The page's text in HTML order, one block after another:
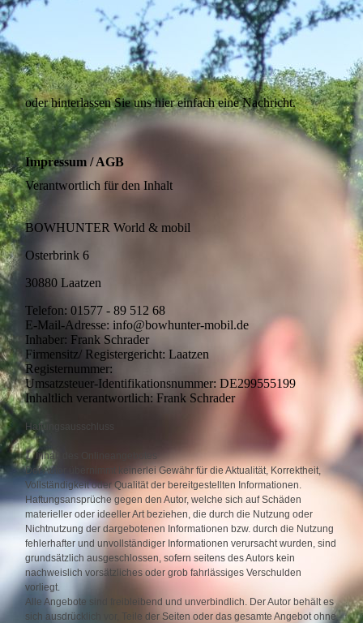
oder hinterlassen Sie uns hier einfach eine Nachricht.
Impressum / AGB
Verantwortlich für den Inhalt
BOWHUNTER World & mobil
Osterbrink 6
30880 Laatzen
Telefon: 01577 - 89 512 68
E-Mail-Adresse: info@bowhunter-mobil.de
Inhaber: Frank Schrader
Firmensitz/ Registergericht: Laatzen
Registernummer:
Umsatzsteuer-Identifikationsnummer: DE299555199
Inhaltlich verantwortlich: Frank Schrader
Haftungsausschluss
1. Inhalt des Onlineangebotes
Der Autor übernimmt keinerlei Gewähr für die Aktualität, Korrektheit,
Vollständigkeit oder Qualität der bereitgestellten Informationen.
Haftungsansprüche gegen den Autor, welche sich auf Schäden
materieller oder ideeller Art beziehen, die durch die Nutzung oder
Nichtnutzung der dargebotenen Informationen bzw. durch die Nutzung
fehlerhafter und unvollständiger Informationen verursacht wurden, sind
grundsätzlich ausgeschlossen, sofern seitens des Autors kein
nachweislich vorsätzliches oder grob fahrlässiges Verschulden
vorliegt.
Alle Angebote sind freibleibend und unverbindlich. Der Autor behält es
sich ausdrücklich vor, Teile der Seiten oder das gesamte Angebot ohne